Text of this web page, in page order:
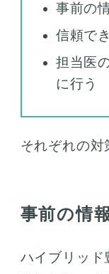
事前の
信頼で
担当医
に行う
それぞれの対
事前の情
ハイブリッド